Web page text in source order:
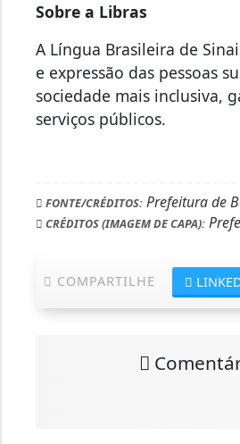
Sobre a Libras
A Língua Brasileira de
e expressão das pessoas
sociedade mais inclusiva,
serviços públicos.
FONTE/CRÉDITOS: Prefeitura de
CRÉDITOS (IMAGEM DE CAPA):
COMPARTILHE